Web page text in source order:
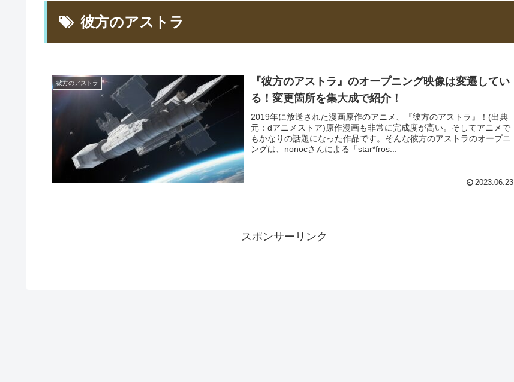
彼方のアストラ
彼方のアストラ
『彼方のアストラ』のオープニング映像は変遷してい
る！変更箇所を集大成で紹介！
2019年に放送された漫画原作のアニメ、『彼方のアストラ』！(出典
元：dアニメストア)原作漫画も非常に完成度が高い。そしてアニメで
もかなりの話題になった作品です。そんな彼方のアストラのオープニ
ングは、nonocさんによる「star*fros...
2023.06.23
スポンサーリンク